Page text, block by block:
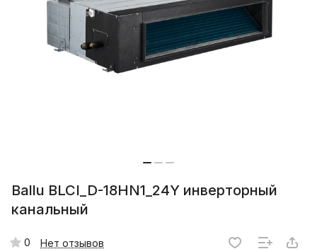
Ballu BLCI_D-18HN1_24Y инверторный
канальный
0 Нет отзывов